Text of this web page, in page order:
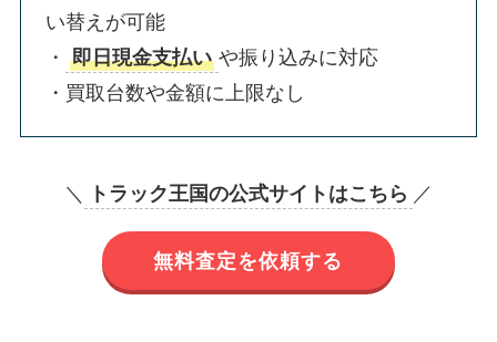
い替えが可能
・
即日現金支払い や振り込みに対応
・買取台数や金額に上限なし
＼ トラック王国の公式サイトはこちら ／
無料査定を依頼する